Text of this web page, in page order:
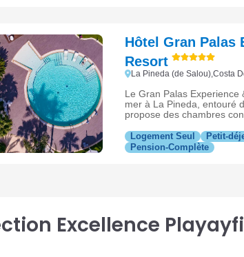
Hôtel Gran Palas
Resort
La Pineda (de Salou),Costa
Le Gran Palas Experience
mer à La Pineda, entouré
propose des chambres
la Costa Dorada.
Logement Seul Petit-
Pension-Complète
Excellence